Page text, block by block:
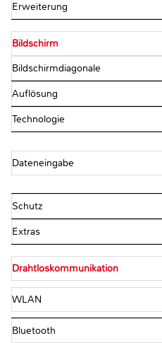
Erweiterung
Bildschirm
Bildschirmdiagonale
Auflösung
Technologie
Dateneingabe
Schutz
Extras
Drahtloskommunikation
WLAN
Bluetooth